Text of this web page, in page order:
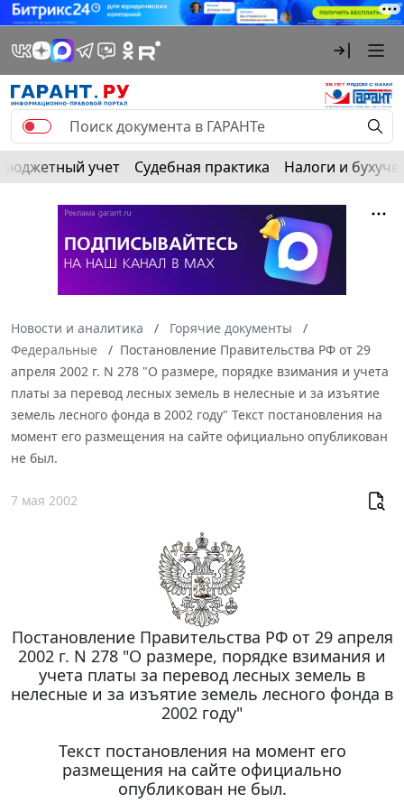
Бюджетный учет Судебная практика Налоги и
Новости и аналитика
Горячие документы
Федеральные
Постановление Правительства РФ от 29
апреля 2002 г. N 278 "О размере, порядке взимания и учета
платы за перевод лесных земель в нелесные и за изъятие
земель лесного фонда в 2002 году" Текст постановления на
момент его размещения на сайте официально опубликован
не был.
7 мая 2002
Постановление Правительства РФ от 29 апреля
2002 г. N 278 "О размере, порядке взимания и
учета платы за перевод лесных земель в
нелесные и за изъятие земель лесного фонда в
2002 году"
Текст постановления на момент его
размещения на сайте официально
опубликован не был.